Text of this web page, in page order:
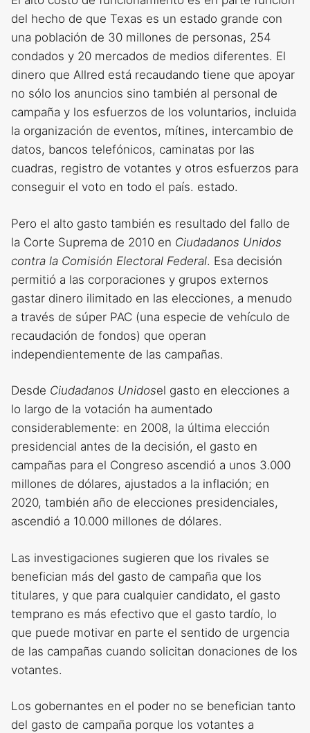
del hecho de que Texas es un estado grande con
una población de 30 millones de personas, 254
condados y 20 mercados de medios diferentes. El
dinero que Allred está recaudando tiene que apoyar
no sólo los anuncios sino también al personal de
campaña y los esfuerzos de los voluntarios, incluida
la organización de eventos, mítines, intercambio de
datos, bancos telefónicos, caminatas por las
cuadras, registro de votantes y otros esfuerzos para
conseguir el voto en todo el país. estado.
Pero el alto gasto también es resultado del fallo de
la Corte Suprema de 2010 en Ciudadanos Unidos
contra la Comisión Electoral Federal. Esa decisión
permitió a las corporaciones y grupos externos
gastar dinero ilimitado en las elecciones, a menudo
a través de súper PAC (una especie de vehículo de
recaudación de fondos) que operan
independientemente de las campañas.
Desde Ciudadanos Unidosel gasto en elecciones a
lo largo de la votación ha aumentado
considerablemente: en 2008, la última elección
presidencial antes de la decisión, el gasto en
campañas para el Congreso ascendió a unos 3.000
millones de dólares, ajustados a la inflación; en
2020, también año de elecciones presidenciales,
ascendió a 10.000 millones de dólares.
Las investigaciones sugieren que los rivales se
benefician más del gasto de campaña que los
titulares, y que para cualquier candidato, el gasto
temprano es más efectivo que el gasto tardío, lo
que puede motivar en parte el sentido de urgencia
de las campañas cuando solicitan donaciones de los
votantes.
Los gobernantes en el poder no se benefician tanto
del gasto de campaña porque los votantes a